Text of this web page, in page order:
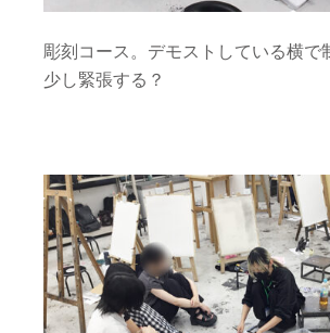
彫刻コース。デモストしている横で
少し緊張する？